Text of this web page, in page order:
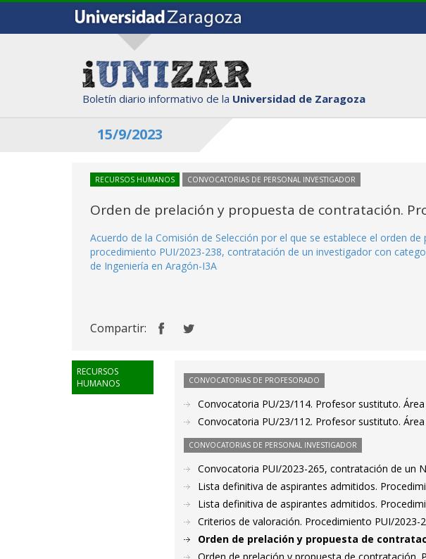
Boletín diario informativo de la Universidad de Zaragoza
15/9/2023
RECURSOS HUMANOS CONVOCATORIAS DE PERSONAL INVESTIGADOR
Orden de prelación y propuesta de contratación.
Acuerdo de la Comisión de Selección por el que se establece el orden
procedimiento PUI/2023-238, contratación de un investigador con
de Ingeniería en Aragón-I3A
Compartir:
RECURSOS
HUMANOS
CONVOCATORIAS DE PROFESORADO
Convocatoria PU/23/114. Profesor sustituto.
Convocatoria PU/23/112. Profesor sustituto.
CONVOCATORIAS DE PERSONAL INVESTIGADOR
Convocatoria PUI/2023-265, contratación de un
Lista definitiva de aspirantes admitidos.
Lista definitiva de aspirantes admitidos.
Criterios de valoración. Procedimiento PUI/2023-
Orden de prelación y propuesta de